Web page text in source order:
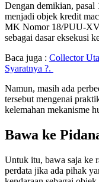
Dengan demikian, pasal
menjadi objek kredit
MK Nomor 18/PUU-
sebagai dasar eksekusi
Baca juga : Collector
Syaratnya ?.
Namun, masih ada
tersebut mengenai
kelemahan mekanisme
Bawa ke
Untuk itu, bawa saja ke
perdata jika ada pihak